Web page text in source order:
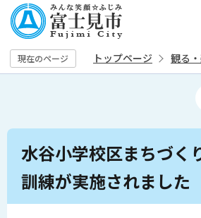
の
ペ
ー 現在のページ トップページ 観る
本
か
水谷小学校区まちづく
訓練が実施されました